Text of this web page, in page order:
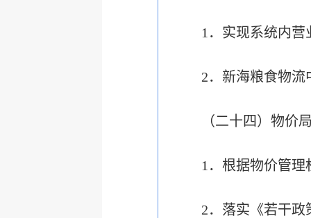
1．实现系统内营
2．新海粮食物
（二十四）物价
1．根据物价管
2．落实《若干